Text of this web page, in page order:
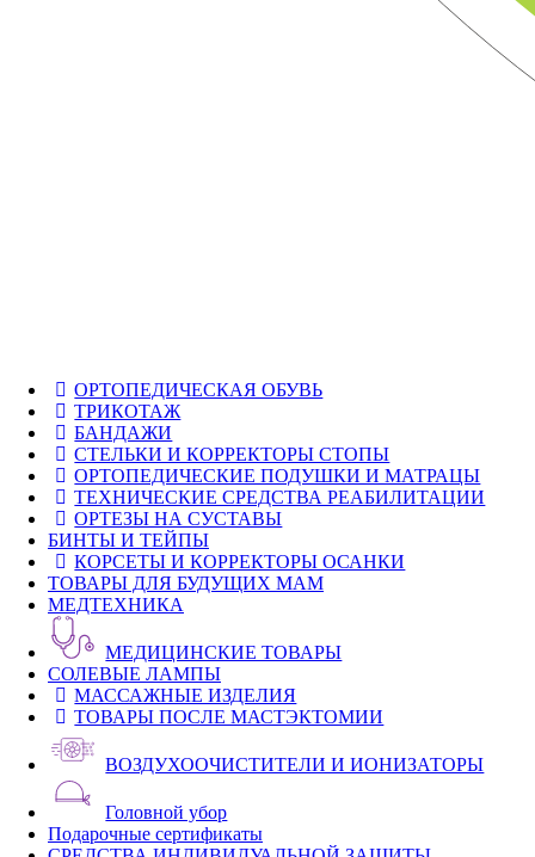
ОРТОПЕДИЧЕСКАЯ ОБУВЬ
ТРИКОТАЖ
БАНДАЖИ
СТЕЛЬКИ И КОРРЕКТОРЫ СТОПЫ
ОРТОПЕДИЧЕСКИЕ ПОДУШКИ И МАТРАЦЫ
ТЕХНИЧЕСКИЕ СРЕДСТВА РЕАБИЛИТАЦИИ
ОРТЕЗЫ НА СУСТАВЫ
БИНТЫ И ТЕЙПЫ
КОРСЕТЫ И КОРРЕКТОРЫ ОСАНКИ
ТОВАРЫ ДЛЯ БУДУЩИХ МАМ
МЕДТЕХНИКА
МЕДИЦИНСКИЕ ТОВАРЫ
СОЛЕВЫЕ ЛАМПЫ
МАССАЖНЫЕ ИЗДЕЛИЯ
ТОВАРЫ ПОСЛЕ МАСТЭКТОМИИ
ВОЗДУХООЧИСТИТЕЛИ И ИОНИЗАТОРЫ
Головной убор
Подарочные сертификаты